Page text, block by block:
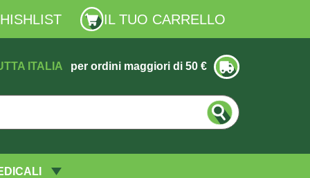
IL TUO CARRELLO
ITALIA per ordini maggiori di 50 €